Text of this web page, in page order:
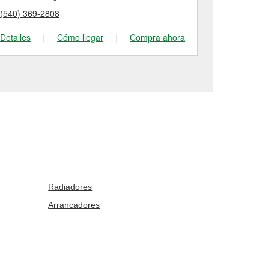
(540) 369-2808
Detalles
| Cómo llegar | Compra ahora
Radiadores
Arrancadores